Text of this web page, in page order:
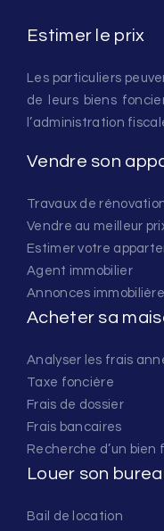
Estimer le prix
Les particuliers
de leurs biens
l’administration
Vendre son
Travaux de
Vendre au meilleur
Estimer votre
Agent immobilier
Annonces
Acheter sa
Analyser les frais
Taxe foncière
Frais de dossier
Frais bancaires
Recherche d’un bien
Louer son
Bail de location